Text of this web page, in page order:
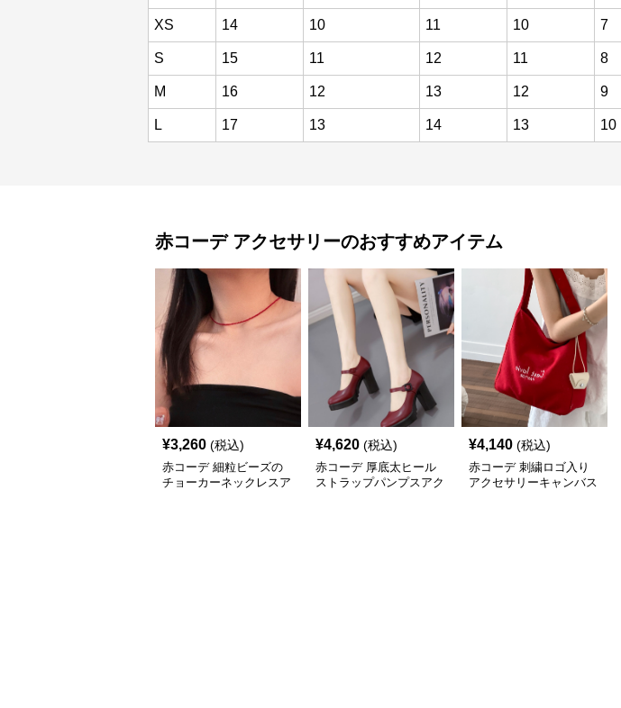
XS 14 10 11 10 7
S 15 11 12 11 8
M 16 12 13 12 9
L 17 13 14 13 10
赤コーデ アクセサリーのおすすめアイテム
¥3,260 (税込)
赤コーデ 細粒ビーズの
チョーカーネックレスア
¥4,620 (税込)
赤コーデ 厚底太ヒール
ストラップパンプスアク
¥4,140 (税込)
赤コーデ 刺繍ロゴ入り
アクセサリーキャンバス